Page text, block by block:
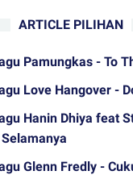
ARTICLE PILIHAN
Pamungkas - To
Love Hangover -
Hanin Dhiya feat
Glenn Fredly -